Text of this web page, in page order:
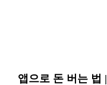
앱으로 돈 버는 법